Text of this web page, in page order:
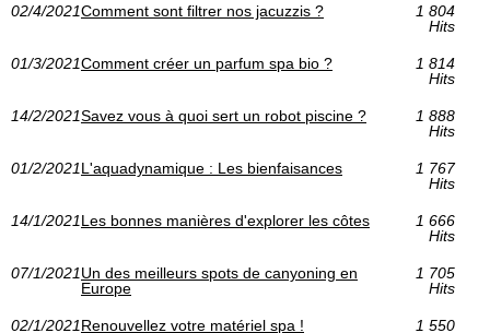
02/4/2021Comment sont filtrer nos jacuzzis ?
1 804
Hits
01/3/2021Comment créer un parfum spa bio ?
1 814
Hits
14/2/2021Savez vous à quoi sert un robot piscine ?
1 888
Hits
01/2/2021L'aquadynamique : Les bienfaisances
1 767
Hits
14/1/2021Les bonnes manières d'explorer les côtes
1 666
Hits
07/1/2021Un des meilleurs spots de canyoning en
Europe
1 705
Hits
02/1/2021Renouvellez votre matériel spa !
1 550